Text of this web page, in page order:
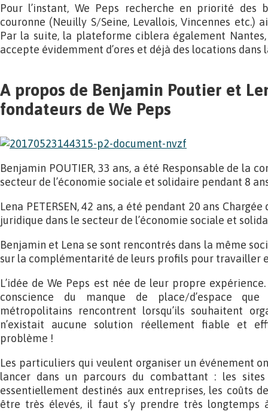
Pour l’instant, We Peps recherche en priorité
couronne (Neuilly S/Seine, Levallois, Vincennes etc.)
Par la suite, la plateforme ciblera également
accepte évidemment d’ores et déjà des locations dans
A propos de Benjamin Poutier et
fondateurs de We Peps
Benjamin POUTIER, 33 ans, a été Responsable de la
secteur de l’économie sociale et solidaire pendant 8
Lena PETERSEN, 42 ans, a été pendant 20 ans
juridique dans le secteur de l’économie sociale et
Benjamin et Lena se sont rencontrés dans la même
sur la complémentarité de leurs profils pour travailler
L’idée de We Peps est née de leur propre
conscience du manque de place/d’espace
métropolitains rencontrent lorsqu’ils souhaitent
n’existait aucune solution réellement fiable et
problème !
Les particuliers qui veulent organiser un événement
lancer dans un parcours du combattant : les
essentiellement destinés aux entreprises, les coûts
être très élevés, il faut s’y prendre très longtemps